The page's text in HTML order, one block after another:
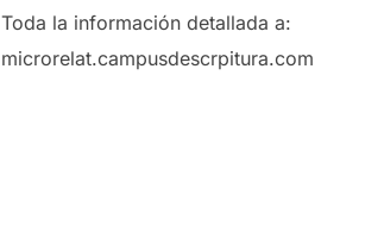
Toda la información detallada a:
microrelat.campusdescrpitura.com